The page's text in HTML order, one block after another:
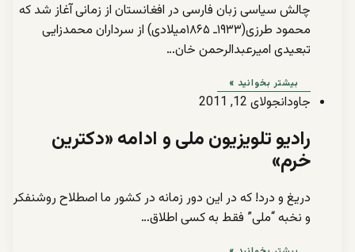
چالش سیاسی زبان فارسی در افغانستان از زمانی آغاز شد که
محمود طرزی(۱۹۳۳ـ ۱۸۶۵میلادی) از سرداران محمدزایی
تبعیدی امیرعبدالرحمن خان…
بیشتر بخوانید »
جاودانجولای 12, 2011
رادیو تلویزیون ملی و ادامه «دکترین
خرم»
دریغ و درد! که در این دور زمانه در کشور ما اصطلاح روشنفکر
و نخبه “ملی” فقط به کسی اطلاق…